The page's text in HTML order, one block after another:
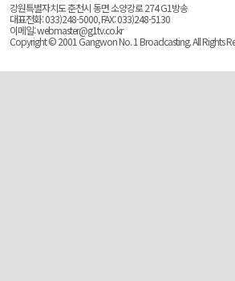
강원특별자치도 춘천시 동면 소양강로 274 G1방송
대표전화: 033)248-5000, FAX: 033)248-5130
이메일: webmaster@g1tv.co.kr
Copyright © 2001 Gangwon No. 1 Broadcasting. All Rights